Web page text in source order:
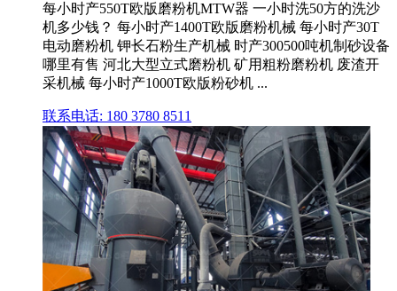
每小时产550T欧版磨粉机MTW器 一小时洗50方的洗沙
机多少钱？ 每小时产1400T欧版磨粉机械 每小时产30T
电动磨粉机 钾长石粉生产机械 时产300500吨机制砂设备
哪里有售 河北大型立式磨粉机 矿用粗粉磨粉机 废渣开
采机械 每小时产1000T欧版粉砂机 ...
联系电话: 180 3780 8511